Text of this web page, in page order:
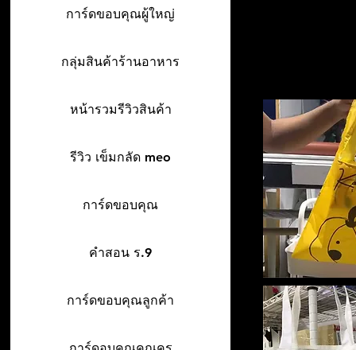
การ์ดขอบคุณผู้ใหญ่
กลุ่มสินค้าร้านอาหาร
หน้ารวมรีวิวสินค้า
รีวิว เข็มกลัด meo
การ์ดขอบคุณ
คำสอน ร.9
การ์ดขอบคุณลูกค้า